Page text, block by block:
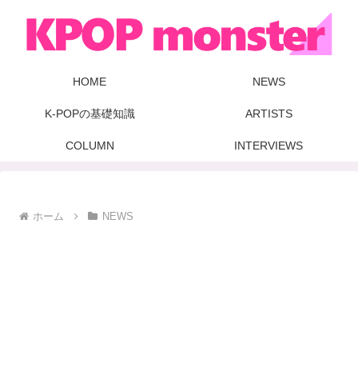
HOME NEWS
K-POPの基礎知識 ARTISTS
COLUMN INTERVIEWS
ホーム NEWS